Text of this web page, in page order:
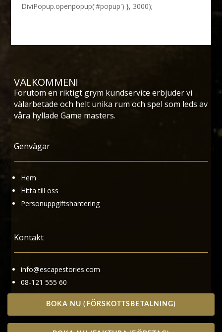
DiviPopup.openpopup('#popup') }, 3000);
VÄLKOMMEN!
Förutom en riktigt grym kundservice erbjuder vi
välarbetade och helt unika rum och spel som leds av
våra hyllade Game masters.
Genvägar
Hem
Hitta till oss
Personuppgiftshantering
Kontakt
info@escapestories.com
08-121 555 60
BOKA NU (FÖRSKOTTSBETALNING)